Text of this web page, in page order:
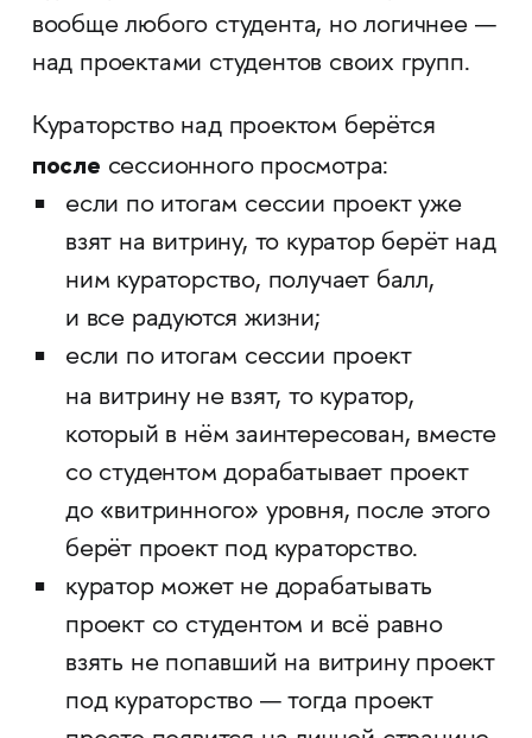
вообще любого студента, но логичнее —
над проектами студентов своих групп.
Кураторство над проектом берётся
после сессионного просмотра:
если по итогам сессии проект уже
взят на витрину, то куратор берёт над
ним кураторство, получает балл,
и все радуются жизни;
если по итогам сессии проект
на витрину не взят, то куратор,
который в нём заинтересован, вместе
со студентом дорабатывает проект
до «витринного» уровня, после этого
берёт проект под кураторство.
куратор может не дорабатывать
проект со студентом и всё равно
взять не попавший на витрину проект
под кураторство — тогда проект